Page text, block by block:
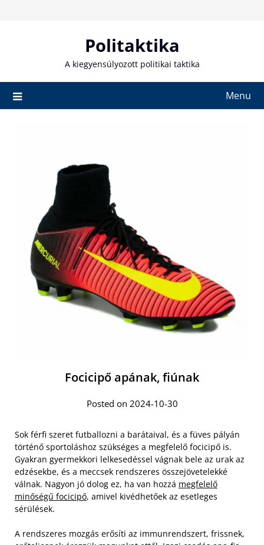
Politaktika
A kiegyensúlyozott politikai taktika
Menu
Focicipő apának, fiúnak
Posted on 2024-10-30
Sok férfi szeret futballozni a barátaival, és a füves pályán
történő sportoláshoz szükséges a megfelelő focicipő is.
Gyakran gyermekkori lelkesedéssel vágnak bele az urak az
edzésekbe, és a meccsek rendszeres összejövetelekké
válnak. Nagyon jó dolog ez, ha van hozzá megfelelő
minőségű focicipő, amivel kivédhetőek az esetleges
sérülések.
A rendszeres mozgás erősíti az immunrendszert, frissnek,